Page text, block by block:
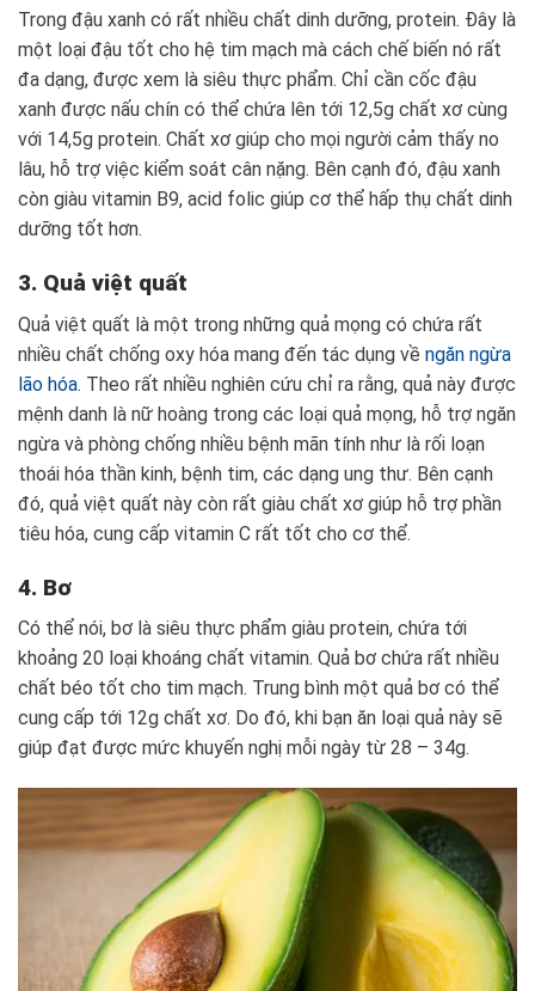
Trong đậu xanh có rất nhiều chất dinh dưỡng, protein. Đây là
một loại đậu tốt cho hệ tim mạch mà cách chế biến nó rất
đa dạng, được xem là siêu thực phẩm. Chỉ cần cốc đậu
xanh được nấu chín có thể chứa lên tới 12,5g chất xơ cùng
với 14,5g protein. Chất xơ giúp cho mọi người cảm thấy no
lâu, hỗ trợ việc kiểm soát cân nặng. Bên cạnh đó, đậu xanh
còn giàu vitamin B9, acid folic giúp cơ thể hấp thụ chất dinh
dưỡng tốt hơn.
3. Quả việt quất
Quả việt quất là một trong những quả mọng có chứa rất
nhiều chất chống oxy hóa mang đến tác dụng về ngăn ngừa
lão hóa. Theo rất nhiều nghiên cứu chỉ ra rằng, quả này được
mệnh danh là nữ hoàng trong các loại quả mọng, hỗ trợ ngăn
ngừa và phòng chống nhiều bệnh mãn tính như là rối loạn
thoái hóa thần kinh, bệnh tim, các dạng ung thư. Bên cạnh
đó, quả việt quất này còn rất giàu chất xơ giúp hỗ trợ phần
tiêu hóa, cung cấp vitamin C rất tốt cho cơ thể.
4. Bơ
Có thể nói, bơ là siêu thực phẩm giàu protein, chứa tới
khoảng 20 loại khoáng chất vitamin. Quả bơ chứa rất nhiều
chất béo tốt cho tim mạch. Trung bình một quả bơ có thể
cung cấp tới 12g chất xơ. Do đó, khi bạn ăn loại quả này sẽ
giúp đạt được mức khuyến nghị mỗi ngày từ 28 – 34g.